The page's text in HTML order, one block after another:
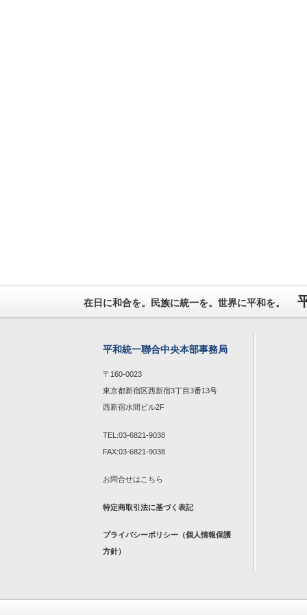
在日に和合を。民族に統一を。世界に平和を。
平和統一聯合中央本部事務局
〒160-0023
東京都新宿区西新宿3丁目3番13号
西新宿水間ビル2F
TEL:03-6821-9038
FAX:03-6821-9038
お問合せは こちら
特定商取引法に基づく表記
プライバシーポリシー（個人情報保護
方針）